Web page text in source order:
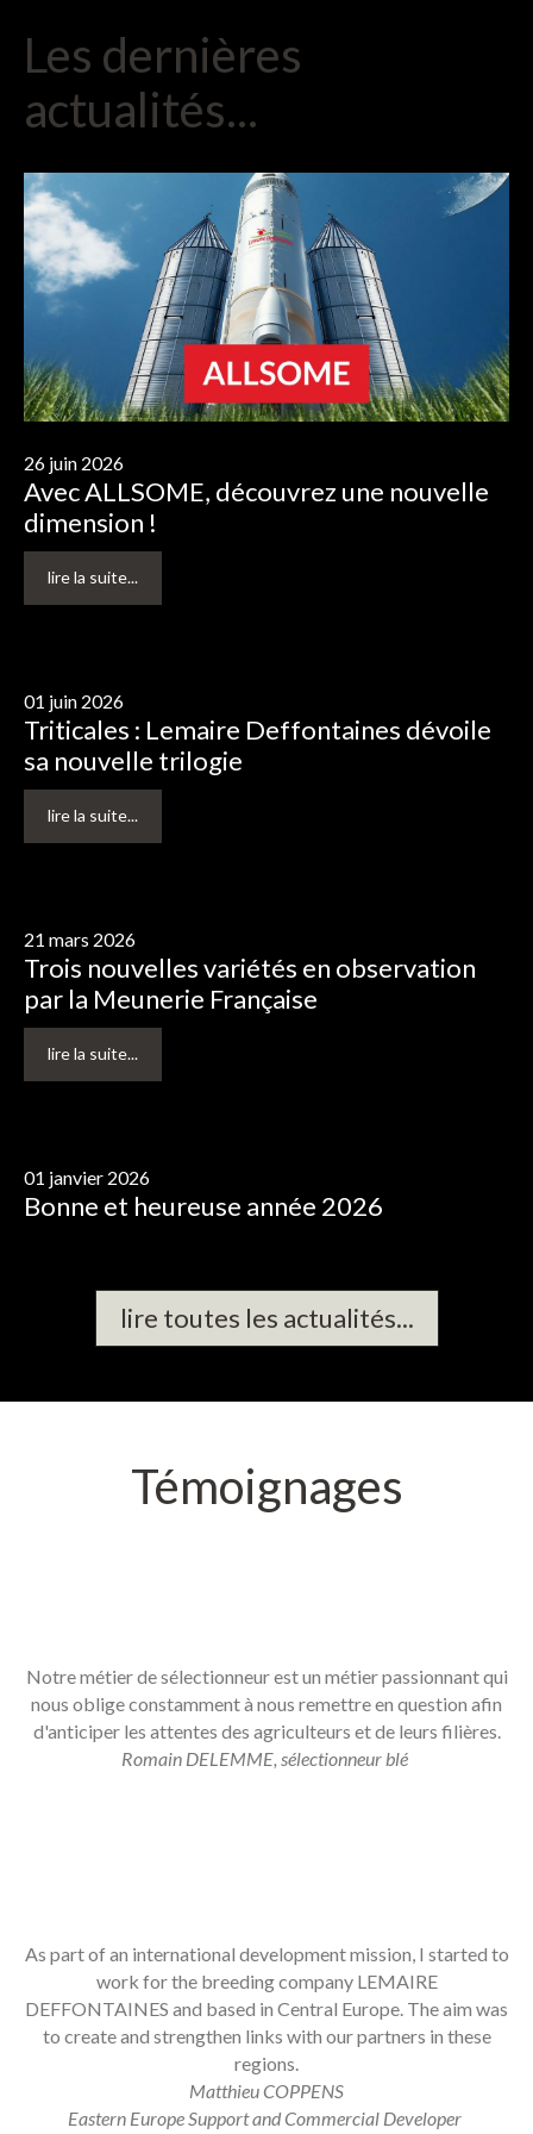
Les dernières
actualités...
26 juin 2026
AvecALLSOME, découvrez une nouvelle
dimension !
lire la suite...
01 juin 2026
Triticales : Lemaire Deffontaines dévoile
sa nouvelle trilogie
lire la suite...
21 mars 2026
Trois nouvellesvariétés en observation
par la Meunerie Française
lire la suite...
01 janvier 2026
Bonne et heureuse année 2026
lire toutes les actualités...
Témoignages
Notre métier de sélectionneur est un métier passionnant qui
nous oblige constamment à nous remettre en question afin
d'anticiper les attentes des agriculteurs et de leurs filières.
Romain DELEMME, sélectionneur blé
As part of an international development mission, I started to
work for the breeding company LEMAIRE
DEFFONTAINES and based in Central Europe. The aim was
to create and strengthen links with our partners in these
regions.
Matthieu COPPENS
Eastern Europe Support and Commercial Developer